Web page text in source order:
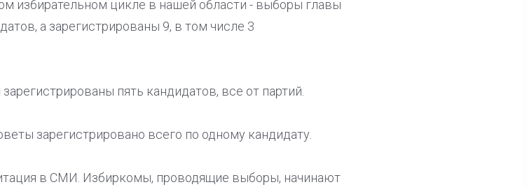
избирательном цикле в нашей области - выборы главы
а зарегистрированы 9, в том числе 3
пять кандидатов, все от партий.
зарегистрировано всего по одному кандидату.
в СМИ. Избиркомы, проводящие выборы, начинают